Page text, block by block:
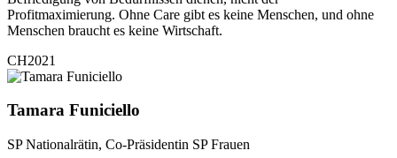
Profitmaximierung. Ohne Care gibt es keine Menschen, und ohne
Menschen braucht es keine Wirtschaft.
CH2021
Tamara Funiciello
SP Nationalrätin, Co-Präsidentin SP Frauen